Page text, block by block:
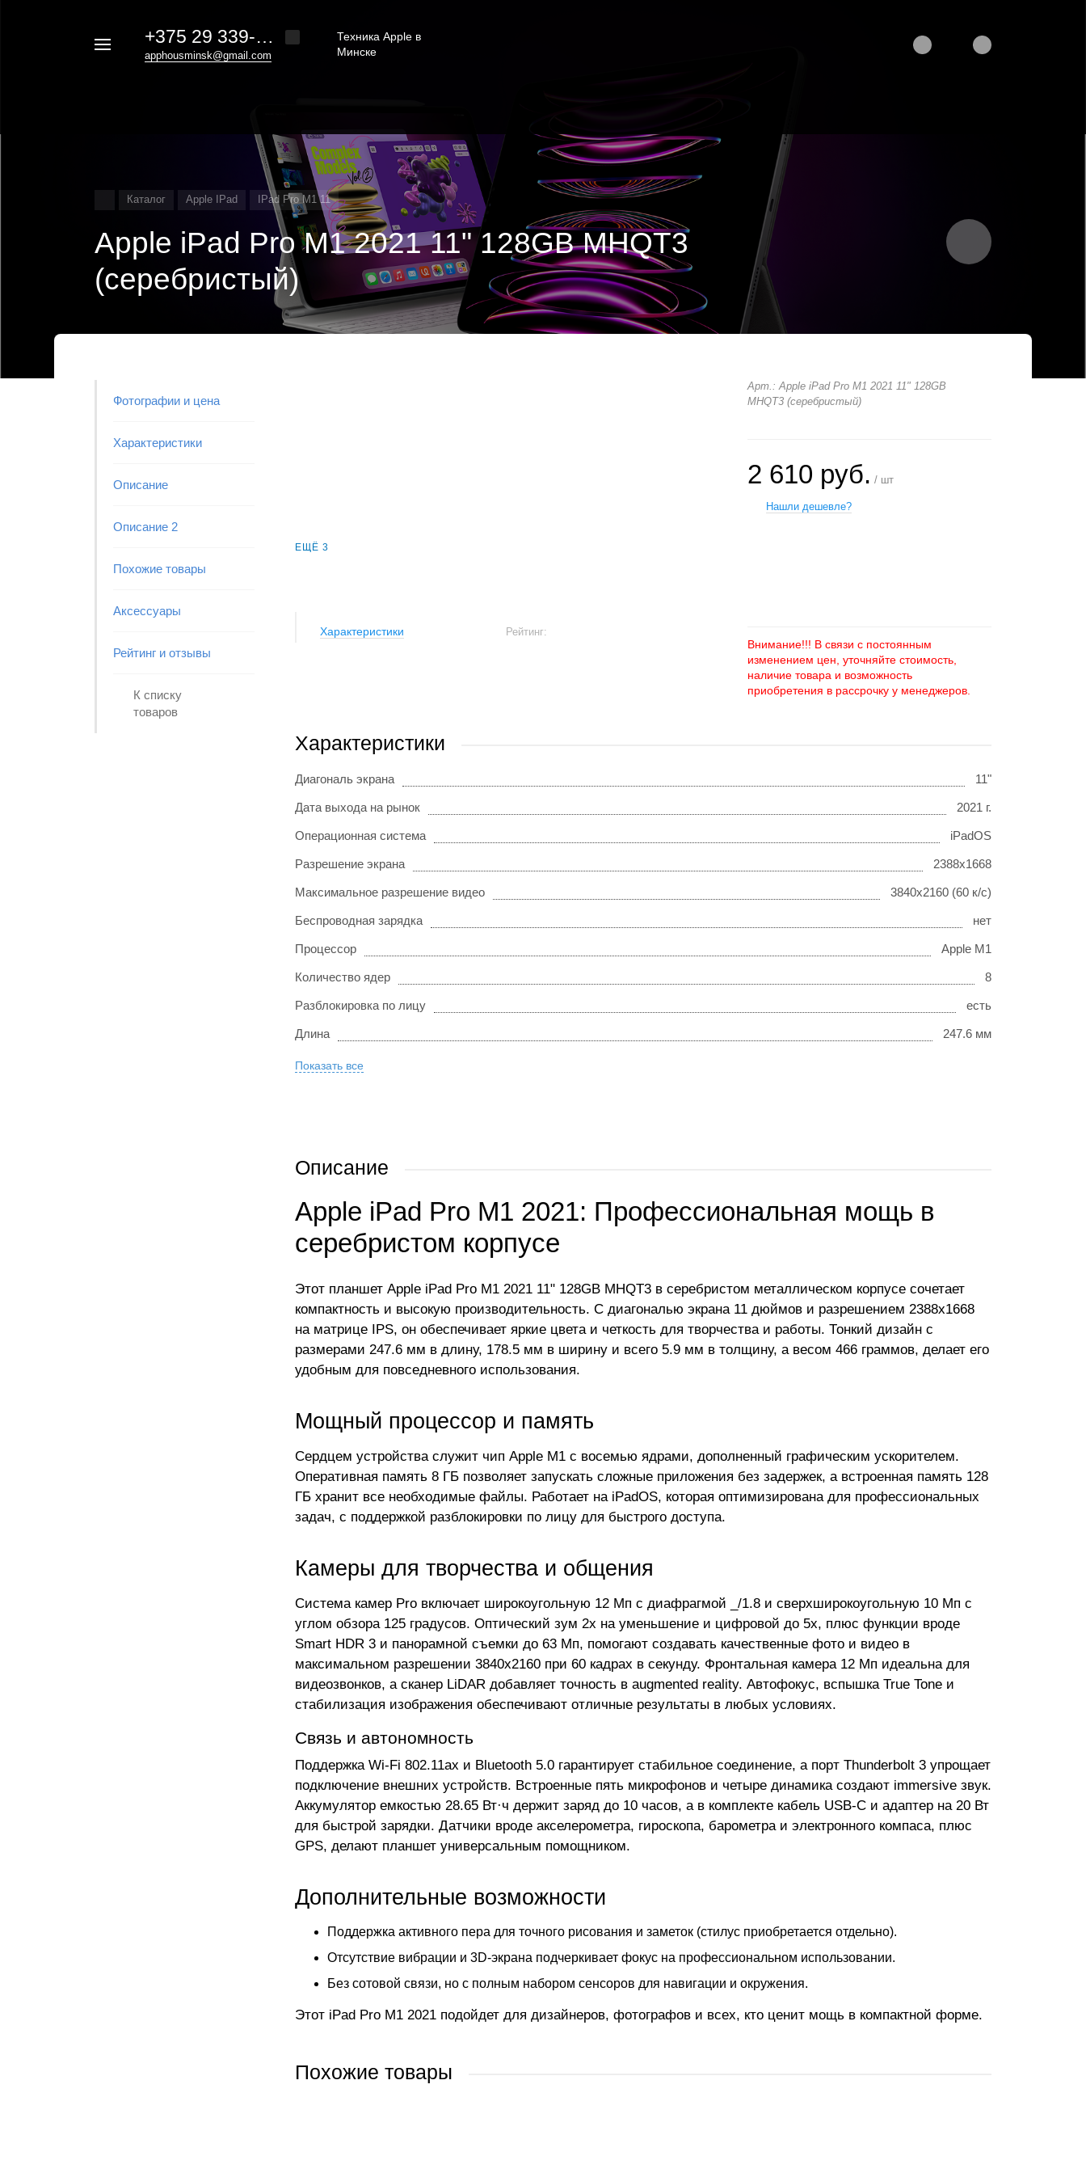
+375 29 339-20-30
apphousminsk@gmail.com
Техника Apple в
Минске
Каталог Apple IPad IPad Pro M1 11
Apple iPad Pro M1 2021 11" 128GB MHQT3
(серебристый)
Фотографии и цена
Характеристики
Описание
Описание 2
Похожие товары
Аксессуары
Рейтинг и отзывы
К списку
товаров
ЕЩЁ 3
Характеристики Рейтинг:
Арт.: Apple iPad Pro M1 2021 11" 128GB
MHQT3 (серебристый)
2 610 руб. / шт
Нашли дешевле?
Внимание!!! В связи с постоянным
изменением цен, уточняйте стоимость,
наличие товара и возможность
приобретения в рассрочку у менеджеров.
Характеристики
Диагональ экрана 11"
Дата выхода на рынок 2021 г.
Операционная система iPadOS
Разрешение экрана 2388x1668
Максимальное разрешение видео 3840x2160 (60 к/с)
Беспроводная зарядка нет
Процессор Apple M1
Количество ядер 8
Разблокировка по лицу есть
Длина 247.6 мм
Показать все
Описание
Apple iPad Pro M1 2021: Профессиональная мощь в
серебристом корпусе
Этот планшет Apple iPad Pro M1 2021 11" 128GB MHQT3 в серебристом металлическом корпусе сочетает
компактность и высокую производительность. С диагональю экрана 11 дюймов и разрешением 2388x1668
на матрице IPS, он обеспечивает яркие цвета и четкость для творчества и работы. Тонкий дизайн с
размерами 247.6 мм в длину, 178.5 мм в ширину и всего 5.9 мм в толщину, а весом 466 граммов, делает его
удобным для повседневного использования.
Мощный процессор и память
Сердцем устройства служит чип Apple M1 с восемью ядрами, дополненный графическим ускорителем.
Оперативная память 8 ГБ позволяет запускать сложные приложения без задержек, а встроенная память 128
ГБ хранит все необходимые файлы. Работает на iPadOS, которая оптимизирована для профессиональных
задач, с поддержкой разблокировки по лицу для быстрого доступа.
Камеры для творчества и общения
Система камер Pro включает широкоугольную 12 Мп с диафрагмой _/1.8 и сверхширокоугольную 10 Мп с
углом обзора 125 градусов. Оптический зум 2x на уменьшение и цифровой до 5x, плюс функции вроде
Smart HDR 3 и панорамной съемки до 63 Мп, помогают создавать качественные фото и видео в
максимальном разрешении 3840x2160 при 60 кадрах в секунду. Фронтальная камера 12 Мп идеальна для
видеозвонков, а сканер LiDAR добавляет точность в augmented reality. Автофокус, вспышка True Tone и
стабилизация изображения обеспечивают отличные результаты в любых условиях.
Связь и автономность
Поддержка Wi-Fi 802.11ax и Bluetooth 5.0 гарантирует стабильное соединение, а порт Thunderbolt 3 упрощает
подключение внешних устройств. Встроенные пять микрофонов и четыре динамика создают immersive звук.
Аккумулятор емкостью 28.65 Вт·ч держит заряд до 10 часов, а в комплекте кабель USB-C и адаптер на 20 Вт
для быстрой зарядки. Датчики вроде акселерометра, гироскопа, барометра и электронного компаса, плюс
GPS, делают планшет универсальным помощником.
Дополнительные возможности
Поддержка активного пера для точного рисования и заметок (стилус приобретается отдельно).
Отсутствие вибрации и 3D-экрана подчеркивает фокус на профессиональном использовании.
Без сотовой связи, но с полным набором сенсоров для навигации и окружения.
Этот iPad Pro M1 2021 подойдет для дизайнеров, фотографов и всех, кто ценит мощь в компактной форме.
Похожие товары